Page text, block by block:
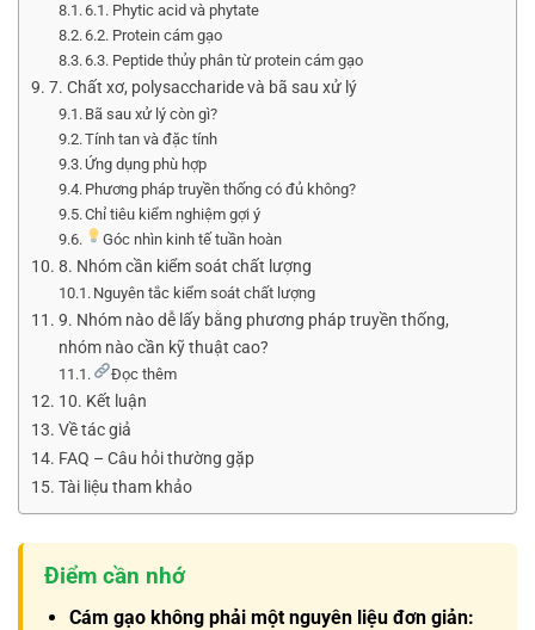
6.1. Phytic acid và phytate
6.2. Protein cám gạo
6.3. Peptide thủy phân từ protein cám gạo
7. Chất xơ, polysaccharide và bã sau xử lý
Bã sau xử lý còn gì?
Tính tan và đặc tính
Ứng dụng phù hợp
Phương pháp truyền thống có đủ không?
Chỉ tiêu kiểm nghiệm gợi ý
Góc nhìn kinh tế tuần hoàn
8. Nhóm cần kiểm soát chất lượng
Nguyên tắc kiểm soát chất lượng
9. Nhóm nào dễ lấy bằng phương pháp truyền thống,
nhóm nào cần kỹ thuật cao?
Đọc thêm
10. Kết luận
Về tác giả
FAQ – Câu hỏi thường gặp
Tài liệu tham khảo
Điểm cần nhớ
Cám gạo không phải một nguyên liệu đơn giản: